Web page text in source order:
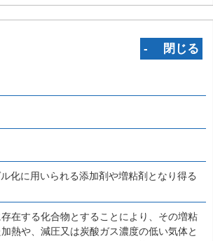
‐ 閉じる
化に用いられる添加剤や増粘剤となり得る
在する化合物とすることにより、その増粘
熱や、減圧又は炭酸ガス濃度の低い気体と